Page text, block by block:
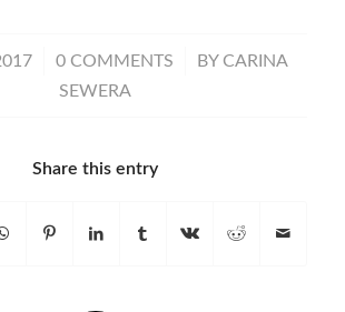
0 COMMENTS
/ BY CARINA
SEWERA
Share this entry